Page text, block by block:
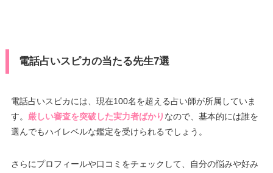
電話占いスピカの当たる先生7選
電話占いスピカには、現在100名を超える占い師が所属していま
す。 厳しい審査を突破した実力者ばかり なので、基本的には誰を
選んでもハイレベルな鑑定を受けられるでしょう。
さらにプロフィールや口コミをチェックして、自分の悩みや好み